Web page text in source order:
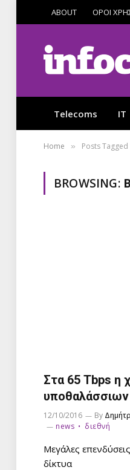
ABOUT ΟΡΟΙ
Telecoms IT
Home » Posts
BROWSING:
Στα 65 Tbps η
12/10/2016 By
news
διεθνή
Μεγάλες
δίκτυα